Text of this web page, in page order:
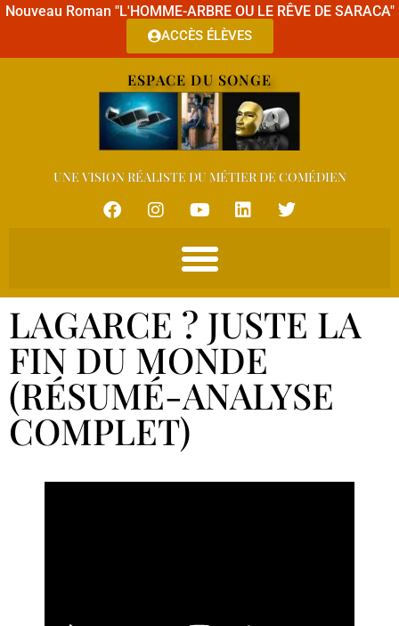
Nouveau Roman "L'HOMME-ARBRE OU LE RÊVE DE SARACA"
ACCÈS ÉLÈVES
ESPACE DU SONGE
UNE VISION RÉALISTE DU MÉTIER DE COMÉDIEN
LAGARCE ? JUSTE LA
FIN DU MONDE
(RÉSUMÉ-ANALYSE
COMPLET)